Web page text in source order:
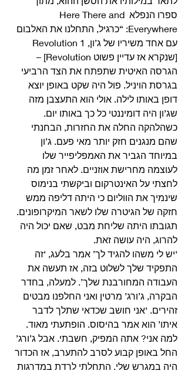
ספרו הנפלא Here There and
Everywhere: “כרגיל, התחלנו את האלבום
[שנקרא אז עדיין פשוט Revolution] –
הגרסה האיטית שתפתח את הצד הרביעי
בגרסת הויניל. פול היה שקט באופן יוצא
דופן באותו לילה. אולי הוא התעצבן מזה
שג’ון היה דומיננטי כל כך באותו יום.
כשהלהקה החלה את החזרות, הבחנתי
שהם מנגנים חזק יותר מאי פעם. ג’ון
במיוחד הגביר את האמפליפייר שלו
לעוצמה מחרישת אוזניים. לאחר זמן מה
לחצתי על האינטרקום וביקשתי בנימוס
שינמיך את הווליום כי היתה דליפה ממש
חזקה של הגיטרה שלו לשאר המיקרופונים.
תגובתו היתה שליחת מבט, שאם יכול היה
להרוג, היה עושה זאת.
‘יש לי משהו להגיד לך’ אמר בלעג, ‘זה
התפקיד שלך לשלוט בזה, אז תעשה את
העבודה המחורבנת שלך’. למעלה, בחדר
הבקרה, ג’ורג’ מרטין ואני החלפנו מבטים
זהירים. ‘אני חושב שכדאי שתלך לדבר
איתו’ הוא אמר בהיסוס. הופתעתי מאוד.
למה אני? אתה המפיק, חשבתי. אבל ג’ורג’
החל באופן קבוע לסרב להתערב, אז הכדור
היה במגרש שלי. התחלתי לרדת במדרגות